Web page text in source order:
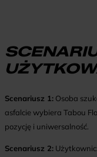
Scenariusz 1: Osoba
asfalcie wybiera Tabou
pozycję i uniwersalność.
Scenariusz 2: